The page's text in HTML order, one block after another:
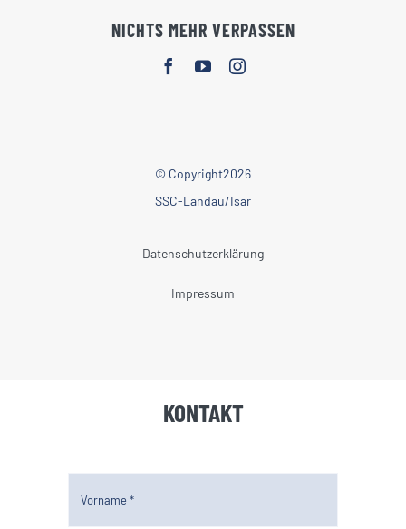
NICHTS MEHR VERPASSEN
© Copyright2026
SSC-Landau/Isar
Datenschutzerklärung
Impressum
KONTAKT